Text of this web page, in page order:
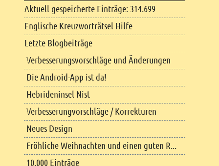
Aktuell gespeicherte Einträge: 314.699
Englische Kreuzworträtsel Hilfe
Letzte Blogbeiträge
Verbesserungsvorschläge und Änderungen
Die Android-App ist da!
Hebrideninsel Nist
Verbesserungvorschläge / Korrekturen
Neues Design
Fröhliche Weihnachten und einen guten R...
10.000 Einträge